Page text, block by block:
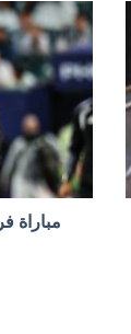
إلى
مباراة